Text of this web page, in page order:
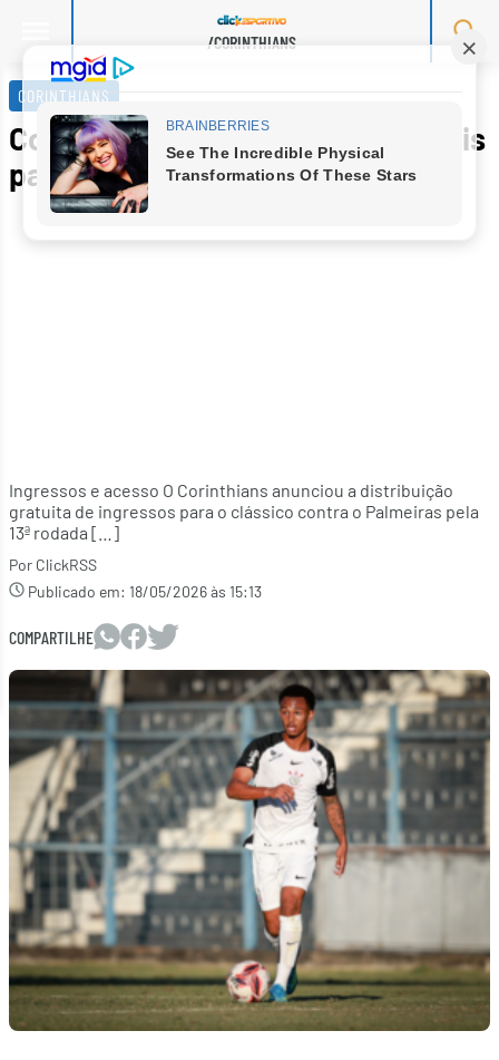
to
content
/CORINTHIANS
CORINTHIANS
Corinthians libera ingressos grátis
para Dérbi Sub-20
Ingressos e acesso O Corinthians anunciou a distribuição
gratuita de ingressos para o clássico contra o Palmeiras pela
13ª rodada […]
Por ClickRSS
Publicado em: 18/05/2026 às 15:13
COMPARTILHE